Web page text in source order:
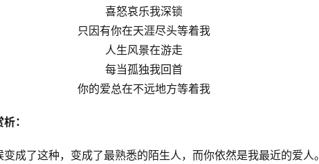
喜怒哀乐我深锁
只因有你在天涯尽头等着我
人生风景在游走
每当孤独我回首
你的爱总在不远地方等着我
：
成了这种，变成了最熟悉的陌生人，而你依然是我最近的爱人。